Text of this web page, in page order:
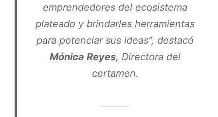
emprendedores del ecosistema
plateado y brindarles herramientas
para potenciar sus ideas”, destacó
Mónica Reyes, Directora del
certamen.